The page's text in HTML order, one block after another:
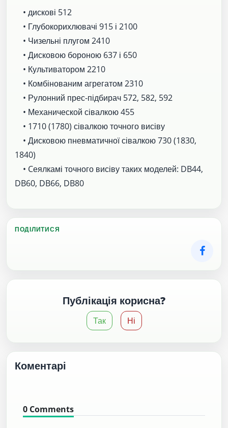
• дискові 512
• Глубокорихлювачі 915 і 2100
• Чизельні плугом 2410
• Дисковою бороною 637 і 650
• Культиватором 2210
• Комбінованим агрегатом 2310
• Рулонний прес-підбирач 572, 582, 592
• Механической сівалкою 455
• 1710 (1780) сівалкою точного висіву
• Дисковою пневматичної сівалкою 730 (1830,
1840)
• Cеялкамі точного висіву таких моделей: DB44,
DB60, DB66, DB80
ПОДІЛИТИСЯ
Публікація корисна?
Так Ні
Коментарі
0 Comments